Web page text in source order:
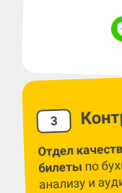
3
Отдел
билеты по
анализу и